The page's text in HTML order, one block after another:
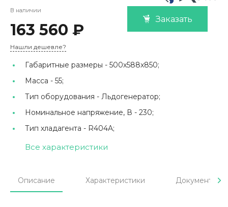
В наличии
163 560 ₽
Заказать
Нашли дешевле?
Габаритные размеры - 500х588х850;
Масса - 55;
Тип оборудования - Льдогенератор;
Номинальное напряжение, В - 230;
Тип хладагента - R404A;
Все характеристики
Описание Характеристики Документы